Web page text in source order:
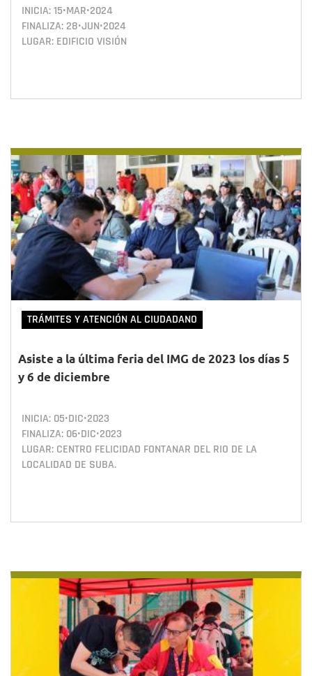
INICIA:15•MAR•2024
FINALIZA: 28•JUN•2024
LUGAR: EDIFICIO VISIÓN
TRÁMITES Y ATENCIÓN AL CIUDADANO
Asiste a la última feria del IMG de 2023 los días 5
y 6 de diciembre
INICIA: 05•DIC•2023
FINALIZA: 06•DIC•2023
LUGAR: CENTRO FELICIDAD FONTANAR DEL RIO DE LA
LOCALIDAD DE SUBA.